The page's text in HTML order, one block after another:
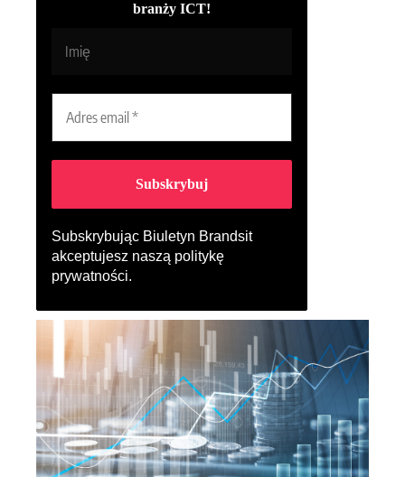
branży ICT!
Subskrybując Biuletyn Brandsit
akceptujesz naszą politykę
prywatności.